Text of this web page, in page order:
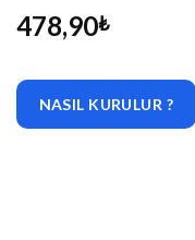
478,90₺
NASIL KURULUR ?